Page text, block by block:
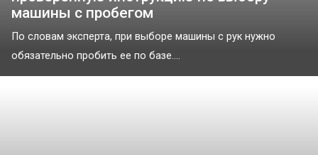
машины с пробегом
По словам эксперта, при выборе машины с рук нужно
обязательно пробить ее по базе....